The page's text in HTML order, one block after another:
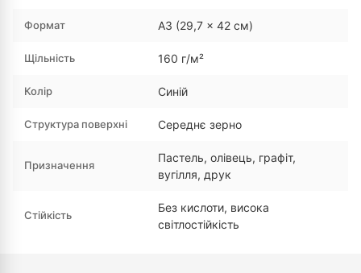
Формат А3 (29,7 × 42 см)
Щільність 160 г/м²
Колір Синій
Структура поверхні Середнє зерно
Призначення
Пастель, олівець, графіт,
вугілля, друк
Стійкість
Без кислоти, висока
світлостійкість